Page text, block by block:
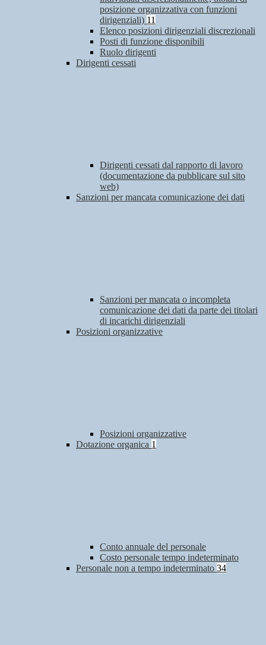
posizione organizzativa con funzioni
dirigenziali) 11
Elenco posizioni dirigenziali discrezionali
Posti di funzione disponibili
Ruolo dirigenti
Dirigenti cessati
Dirigenti cessati dal rapporto di lavoro
(documentazione da pubblicare sul sito
web)
Sanzioni per mancata comunicazione dei dati
Sanzioni per mancata o incompleta
comunicazione dei dati da parte dei titolari
di incarichi dirigenziali
Posizioni organizzative
Posizioni organizzative
Dotazione organica 1
Conto annuale del personale
Costo personale tempo indeterminato
Personale non a tempo indeterminato 34